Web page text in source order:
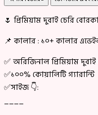
🌷 প্রিমিয়াম দুবাই চেরি
📌 কালার : ১০+ কালার
✅ অরিজিনাল প্রিমিয়াম
✅১০০% কোয়ালিটি গ্যারান্টি
✅সাইজ 👇:
____